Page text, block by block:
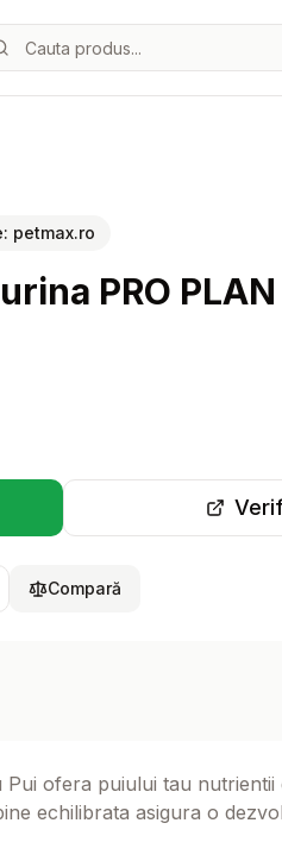
petmax.ro
PRO
o filă nouă)
Compară
ofera puiului tau nutrientii
echilibrata asigura o